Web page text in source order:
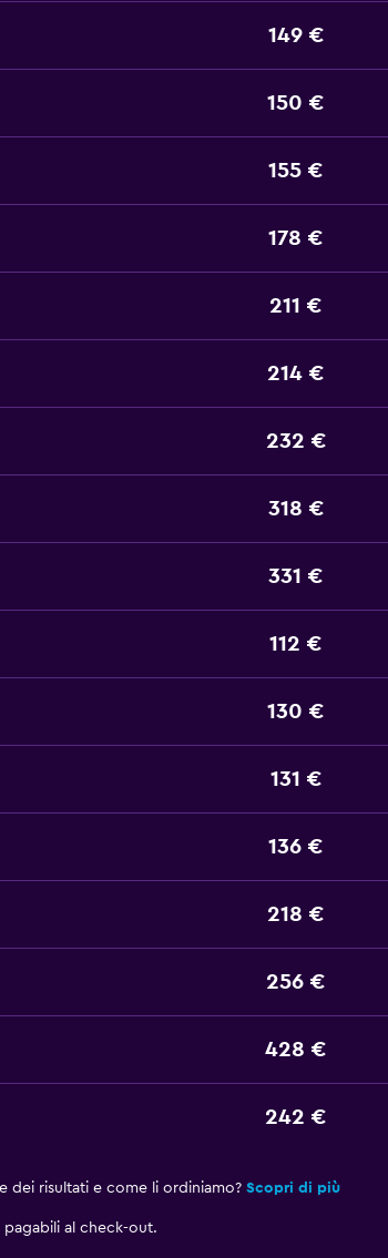
149 €
150 €
155 €
178 €
211 €
214 €
232 €
318 €
331 €
112 €
130 €
131 €
136 €
218 €
256 €
428 €
242 €
dei risultati e come li ordiniamo? Scopri di più
pagabili al check-out.